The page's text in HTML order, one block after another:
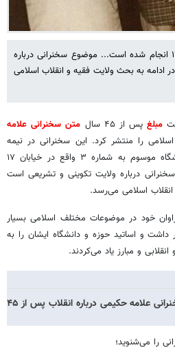
این سخنرانی در نیمه مرداد ۱۳۵۸ انجام شده است... موضوع سخنرانی درباره
ادامه به بحث ولایت فقیه و انقلاب اسلامی
مبلغ پس از ۴۵ سال
متن سخنرانی علامه
را منتشر کرد. این سخنرانی در نیمه
مرداد ۱۳۵۸ طی دو شب در ورزشگاه موسوم به شماره ۳ واقع در خیابان ۱۷
درباره ولایت تکوینی و تشریعی است
اسلامی می‌رسد.
خود در موضوعات مختلف اسلامی بسیار
داشت و اساتید حوزه و دانشگاه ایشان را به
و مبارز یاد می‌کردند.
متن کامل دو شب سخنرانی علامه حکیمی درباره انقلاب پس از ۴۵
را می‌شنوید؛